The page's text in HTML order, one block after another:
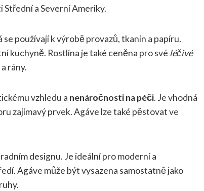
a Severní Ameriky.
používají k výrobě provazů, tkanin a papíru.
kuchyně. Rostlina je také ceněna pro své léčivé
rány.
vzhledu a nenáročnosti na péči. Je vhodná
zajímavý prvek. Agáve lze také pěstovat ve
designu. Je ideální pro moderní a
Agáve může být vysazena samostatně jako